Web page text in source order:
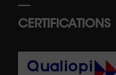
CERTIFICATIONS